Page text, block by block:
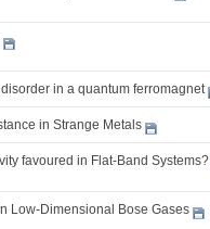
in a quantum ferromagnet
in Strange Metals
favoured in Flat-Band Systems?
Low-Dimensional Bose Gases